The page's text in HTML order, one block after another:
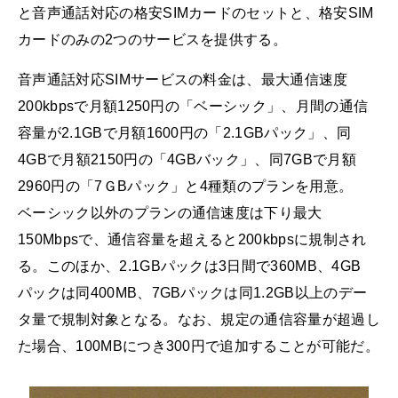
と音声通話対応の格安SIMカードのセットと、格安SIM
カードのみの2つのサービスを提供する。
音声通話対応SIMサービスの料金は、最大通信速度
200kbpsで月額1250円の「ベーシック」、月間の通信
容量が2.1GBで月額1600円の「2.1GBパック」、同
4GBで月額2150円の「4GBバック」、同7GBで月額
2960円の「7ＧBパック」と4種類のプランを用意。
ベーシック以外のプランの通信速度は下り最大
150Mbpsで、通信容量を超えると200kbpsに規制され
る。このほか、2.1GBパックは3日間で360MB、4GB
パックは同400MB、7GBパックは同1.2GB以上のデー
タ量で規制対象となる。なお、規定の通信容量が超過し
た場合、100MBにつき300円で追加することが可能だ。